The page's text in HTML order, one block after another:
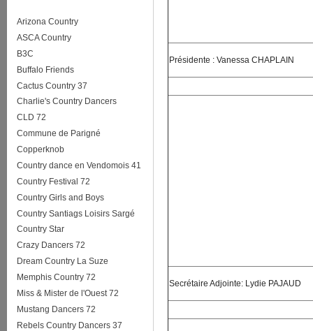
Présidente : Vanessa CHAPLAIN
Secrétaire Adjointe: Lydie PAJAUD
Arizona Country
ASCA Country
B3C
Buffalo Friends
Cactus Country 37
Charlie's Country Dancers
CLD 72
Commune de Parigné
Copperknob
Country dance en Vendomois 41
Country Festival 72
Country Girls and Boys
Country Santiags Loisirs Sargé
Country Star
Crazy Dancers 72
Dream Country La Suze
Memphis Country 72
Miss & Mister de l'Ouest 72
Mustang Dancers 72
Rebels Country Dancers 37